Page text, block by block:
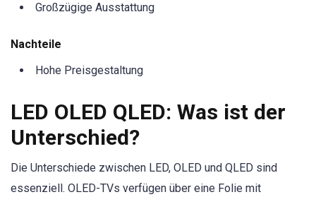
Großzügige Ausstattung
Nachteile
Hohe Preisgestaltung
LED OLED QLED: Was ist der
Unterschied?
Die Unterschiede zwischen LED, OLED und QLED sind
essenziell. OLED-TVs verfügen über eine Folie mit